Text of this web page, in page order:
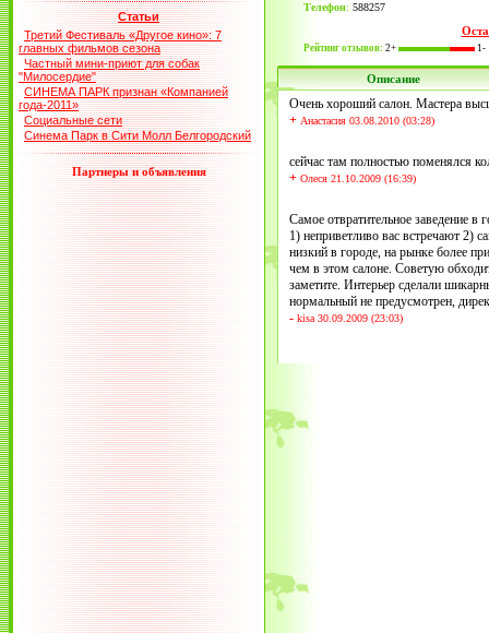
Статьи
Третий Фестиваль «Другое кино»: 7
главных фильмов сезона
Частный мини-приют для собак
"Милосердие"
СИНЕМА ПАРК признан «Компанией
года-2011»
Социальные сети
Синема Парк в Сити Молл Белгородский
Партнеры и объявления
Телефон: 588257
Рейтинг отзывов: 2+ 1-
Описание
Очень хороший салон. Мастера
+ Анастасия 03.08.2010 (03:28)
сейчас там полностью поменялся
+ Олеся 21.10.2009 (16:39)
Самое отвратительное заведение
1) неприветливо вас встречают 2)
низкий в городе, на рынке более
чем в этом салоне. Советую
заметите. Интерьер сделали
нормальный не предусмотрен,
- kisa 30.09.2009 (23:03)